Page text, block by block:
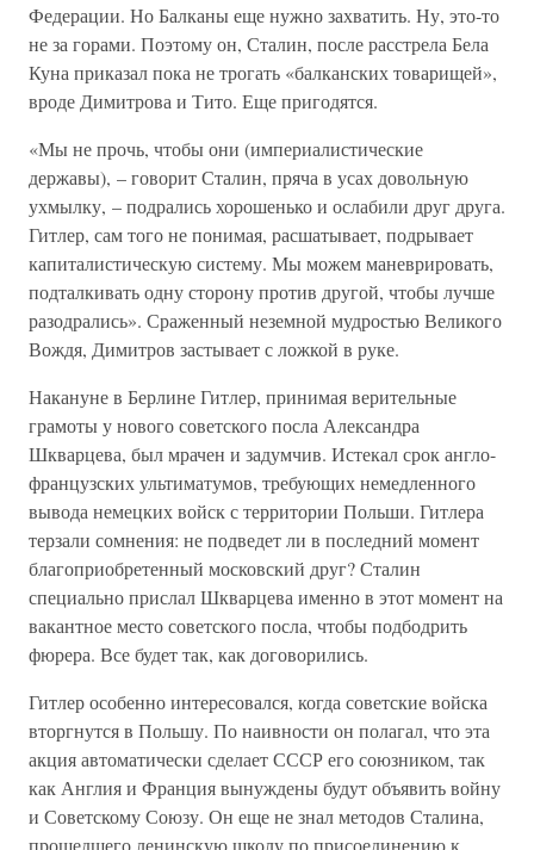
Федерации. Но Балканы еще нужно захватить. Ну, это-то
не за горами. Поэтому он, Сталин, после расстрела Бела
Куна приказал пока не трогать «балканских товарищей»,
вроде Димитрова и Тито. Еще пригодятся.
«Мы не прочь, чтобы они (империалистические
державы), – говорит Сталин, пряча в усах довольную
ухмылку, – подрались хорошенько и ослабили друг друга.
Гитлер, сам того не понимая, расшатывает, подрывает
капиталистическую систему. Мы можем маневрировать,
подталкивать одну сторону против другой, чтобы лучше
разодрались». Сраженный неземной мудростью Великого
Вождя, Димитров застывает с ложкой в руке.
Накануне в Берлине Гитлер, принимая верительные
грамоты у нового советского посла Александра
Шкварцева, был мрачен и задумчив. Истекал срок англо-
французских ультиматумов, требующих немедленного
вывода немецких войск с территории Польши. Гитлера
терзали сомнения: не подведет ли в последний момент
благоприобретенный московский друг? Сталин
специально прислал Шкварцева именно в этот момент на
вакантное место советского посла, чтобы подбодрить
фюрера. Все будет так, как договорились.
Гитлер особенно интересовался, когда советские войска
вторгнутся в Польшу. По наивности он полагал, что эта
акция автоматически сделает СССР его союзником, так
как Англия и Франция вынуждены будут объявить войну
и Советскому Союзу. Он еще не знал методов Сталина,
прошедшего ленинскую школу по присоединению к